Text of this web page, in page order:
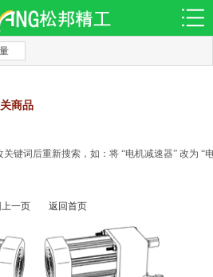
商品
键词后重新搜索，如：将 “电机减速器” 改为 “
一页 返回首页